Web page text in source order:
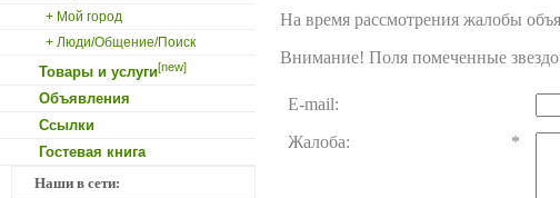
+ Мой город
+ Люди/Общение/Поиск
Товары и услуги[new]
Объявления
Ссылки
Гостевая книга
Наши в сети:
На время рассмотрения жалобы
Внимание! Поля помеченные
E-mail:
Жалоба:
*